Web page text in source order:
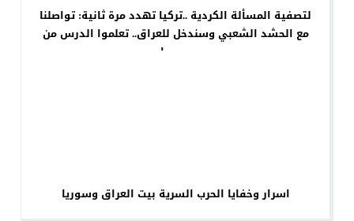
لتصفية المسألة الكردية ..تركيا تهدد مرة ثانية: تواصلنا
مع الحشد الشعبي وسندخل للعراق.. تعلموا الدرس من
سوريا
اسرار وخفايا الحرب السرية بيت العراق وسوريا